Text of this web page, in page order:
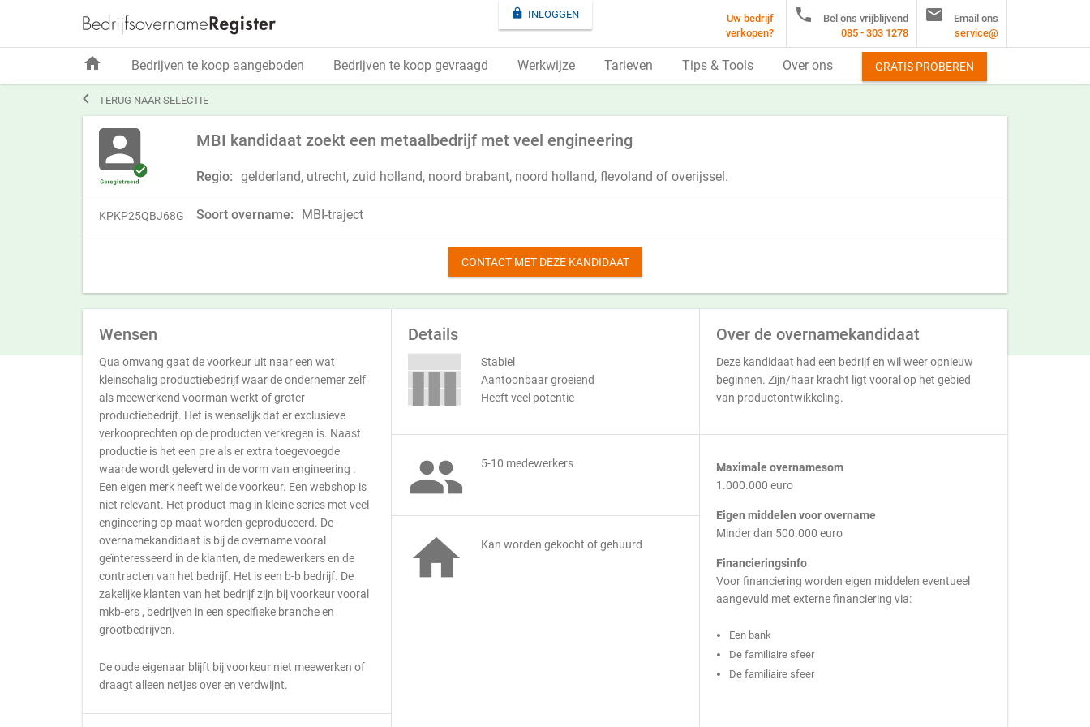
 TERUG NAAR SELECTIE
MBI kandidaat zoekt een metaalbedrijf met veel engineering
Regio: gelderland, utrecht, zuid holland, noord brabant, noord holland, flevoland of overijssel.
KPKP25QBJ68G Soort overname: MBI-traject
CONTACT MET DEZE KANDIDAAT
Wensen
Qua omvang gaat de voorkeur uit naar een wat
kleinschalig productiebedrijf waar de ondernemer zelf
als meewerkend voorman werkt of groter
productiebedrijf. Het is wenselijk dat er exclusieve
verkooprechten op de producten verkregen is. Naast
productie is het een pre als er extra toegevoegde
waarde wordt geleverd in de vorm van engineering .
Een eigen merk heeft wel de voorkeur. Een webshop is
niet relevant. Het product mag in kleine series met veel
engineering op maat worden geproduceerd. De
overnamekandidaat is bij de overname vooral
geïnteresseerd in de klanten, de medewerkers en de
contracten van het bedrijf. Het is een b-b bedrijf. De
zakelijke klanten van het bedrijf zijn bij voorkeur vooral
mkb-ers , bedrijven in een specifieke branche en
grootbedrijven.
De oude eigenaar blijft bij voorkeur niet meewerken of
draagt alleen netjes over en verdwijnt.
Details
Stabiel
Aantoonbaar groeiend
Heeft veel potentie
 5-10 medewerkers
 Kan worden gekocht of gehuurd
Over de overnamekandidaat
Deze kandidaat had een bedrijf en wil weer opnieuw
beginnen. Zijn/haar kracht ligt vooral op het gebied
van productontwikkeling.
Maximale overnamesom
1.000.000 euro
Eigen middelen voor overname
Minder dan 500.000 euro
Financieringsinfo
Voor financiering worden eigen middelen eventueel
aangevuld met externe financiering via:
Een bank
De familiaire sfeer
De familiaire sfeer
 INLOGGEN
Uw bedrijf
verkopen?

Bel ons vrijblijvend
085 - 303 1278

Email ons
service@
home Bedrijven te koop aangeboden Bedrijven te koop gevraagd Werkwijze Tarieven Tips & Tools Over ons GRATIS PROBEREN